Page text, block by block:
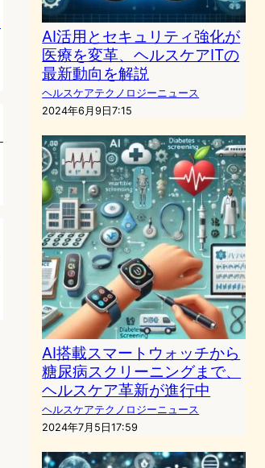
AI活用とセキュリティ強化が
医療を変革、ヘルスケアITの
最新動向を解説
ヘルスケアテクノロジーニュース
2024年6月9日7:15
AI搭載スマートウォッチから
糖尿病スクリーニングまで、
ヘルスケア革新が進行中
ヘルスケアテクノロジーニュース
2024年7月5日17:59